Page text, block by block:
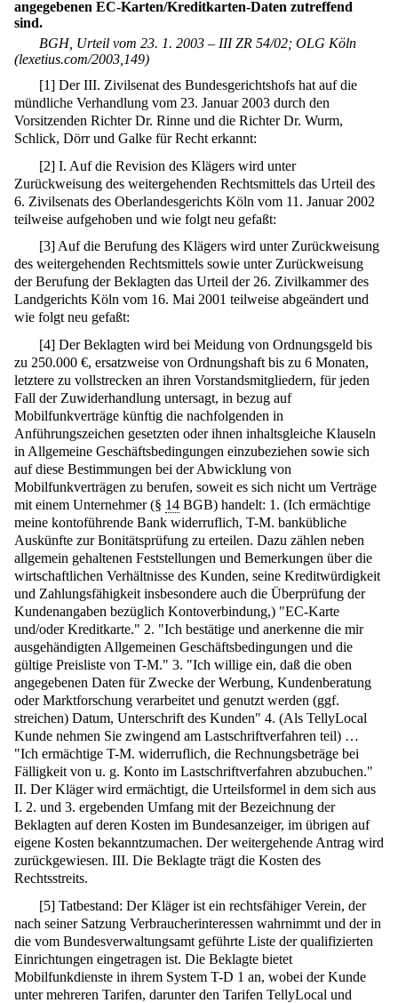
angegebenen EC-Karten/Kreditkarten-Daten zutreffend
sind.
BGH, Urteil vom 23. 1. 2003 – III ZR 54/02; OLG Köln
(lexetius.com/2003,149)
[1] Der III. Zivilsenat des Bundesgerichtshofs hat auf die
mündliche Verhandlung vom 23. Januar 2003 durch den
Vorsitzenden Richter Dr. Rinne und die Richter Dr. Wurm,
Schlick, Dörr und Galke für Recht erkannt:
[2] I. Auf die Revision des Klägers wird unter
Zurückweisung des weitergehenden Rechtsmittels das Urteil des
6. Zivilsenats des Oberlandesgerichts Köln vom 11. Januar 2002
teilweise aufgehoben und wie folgt neu gefaßt:
[3]Auf die Berufung des Klägers wird unter Zurückweisung
des weitergehenden Rechtsmittels sowie unter Zurückweisung
der Berufung der Beklagten das Urteil der 26. Zivilkammer des
Landgerichts Köln vom 16. Mai 2001 teilweise abgeändert und
wie folgt neu gefaßt:
[4] Der Beklagten wird bei Meidung von Ordnungsgeld bis
zu 250.000 €, ersatzweise von Ordnungshaft bis zu 6 Monaten,
letztere zu vollstrecken an ihren Vorstandsmitgliedern, für jeden
Fall der Zuwiderhandlung untersagt, in bezug auf
Mobilfunkverträge künftig die nachfolgenden in
Anführungszeichen gesetzten oder ihnen inhaltsgleiche Klauseln
in Allgemeine Geschäftsbedingungen einzubeziehen sowie sich
auf diese Bestimmungen bei der Abwicklung von
Mobilfunkverträgen zu berufen, soweit es sich nicht um Verträge
mit einem Unternehmer (§ 14 BGB) handelt: 1. (Ich ermächtige
meine kontoführende Bank widerruflich, T-M. bankübliche
Auskünfte zur Bonitätsprüfung zu erteilen. Dazu zählen neben
allgemein gehaltenen Feststellungen und Bemerkungen über die
wirtschaftlichen Verhältnisse des Kunden, seine Kreditwürdigkeit
und Zahlungsfähigkeit insbesondere auch die Überprüfung der
Kundenangaben bezüglich Kontoverbindung,) "EC-Karte
und/oder Kreditkarte." 2. "Ich bestätige und anerkenne die mir
ausgehändigten Allgemeinen Geschäftsbedingungen und die
gültige Preisliste von T-M." 3. "Ich willige ein, daß die oben
angegebenen Daten für Zwecke der Werbung, Kundenberatung
oder Marktforschung verarbeitet und genutzt werden (ggf.
streichen) Datum, Unterschrift des Kunden" 4. (Als TellyLocal
Kunde nehmen Sie zwingend am Lastschriftverfahren teil) …
"Ich ermächtige T-M. widerruflich, die Rechnungsbeträge bei
Fälligkeit von u. g. Konto im Lastschriftverfahren abzubuchen."
II. Der Kläger wird ermächtigt, die Urteilsformel in dem sich aus
I. 2. und 3. ergebenden Umfang mit der Bezeichnung der
Beklagten auf deren Kosten im Bundesanzeiger, im übrigen auf
eigene Kosten bekanntzumachen. Der weitergehende Antrag wird
zurückgewiesen. III. Die Beklagte trägt die Kosten des
Rechtsstreits.
[5] Tatbestand: Der Kläger ist ein rechtsfähiger Verein, der
nach seiner Satzung Verbraucherinteressen wahrnimmt und der in
die vom Bundesverwaltungsamt geführte Liste der qualifizierten
Einrichtungen eingetragen ist. Die Beklagte bietet
Mobilfunkdienste in ihrem System T-D 1 an, wobei der Kunde
unter mehreren Tarifen, darunter den Tarifen TellyLocal und